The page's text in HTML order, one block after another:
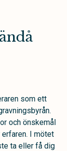
som ett
och önskemål
I mötet
ta eller få dig